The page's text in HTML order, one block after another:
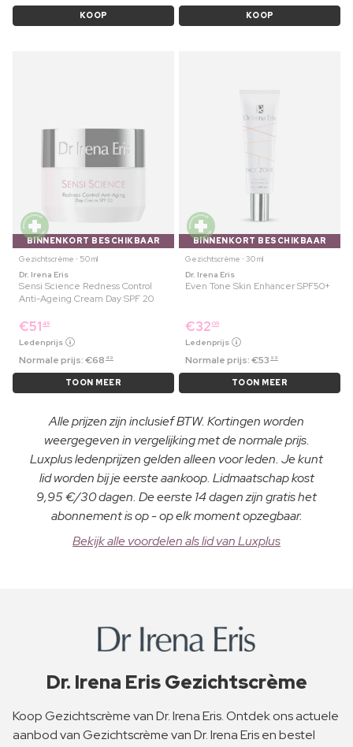
KOOP KOOP
BINNENKORT BESCHIKBAAR
Gezichtscrème ⋅ 50 ml
Dr. Irena Eris
Sensi Science Redness Control
Anti-Ageing Cream Day SPF 20
€51 49
Ledenprijs
Normale prijs:€68 49
TOON MEER
BINNENKORT BESCHIKBAAR
Gezichtscrème ⋅ 30 ml
Dr. Irena Eris
Even Tone Skin Enhancer SPF50+
€32 09
Ledenprijs
Normale prijs:€53 99
TOON MEER
Alle prijzen zijn inclusief BTW. Kortingen worden
weergegeven in vergelijking met de normale prijs.
Luxplus ledenprijzen gelden alleen voor leden. Je kunt
lid worden bij je eerste aankoop. Lidmaatschap kost
9,95 €/30 dagen. De eerste 14 dagen zijn gratis het
abonnement is op - op elk moment opzegbaar.
Bekijk alle voordelen als lid van Luxplus
Dr. Irena Eris Gezichtscrème
Koop Gezichtscrème van Dr. Irena Eris. Ontdek ons actuele
aanbod van Gezichtscrème van Dr. Irena Eris en bestel